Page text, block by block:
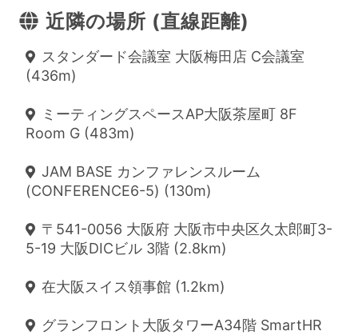
近隣の場所 (直線距離)
スタンダード会議室 大阪梅田店 C会議室
(436m)
ミーティングスペースAP大阪茶屋町 8F
Room G (483m)
JAM BASE カンファレンスルーム
(CONFERENCE6-5) (130m)
〒541-0056 大阪府 大阪市中央区久太郎町3-
5-19 大阪DICビル 3階 (2.8km)
在大阪スイス領事館 (1.2km)
グランフロント大阪タワーA34階 SmartHR